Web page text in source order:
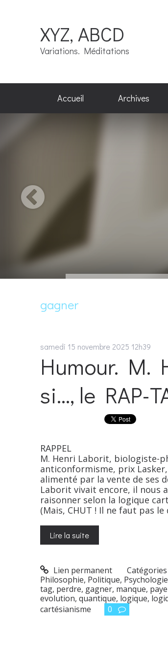
XYZ, ABCD
Variations. Méditations
Accueil Archives
gagner
samedi 15 novembre 2025 12h39
Humour. M.
si…, le RAP-
RAPPEL
M. Henri Laborit, biologiste-
anticonformisme, prix
alimenté par la vente de ses
Laborit vivait encore, il nous
raisonner selon la logique
(Mais, CHUT ! Il ne faut pas le
Lire la suite
Lien permanent Catégories
Philosophie, Politique, Psychologie
tag, perdre, gagner, manque,
evolution, quantique, logique,
cartésianisme
0